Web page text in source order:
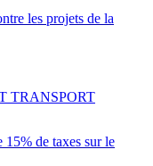
les projets de la
15% de taxes sur le
TRANSPORT